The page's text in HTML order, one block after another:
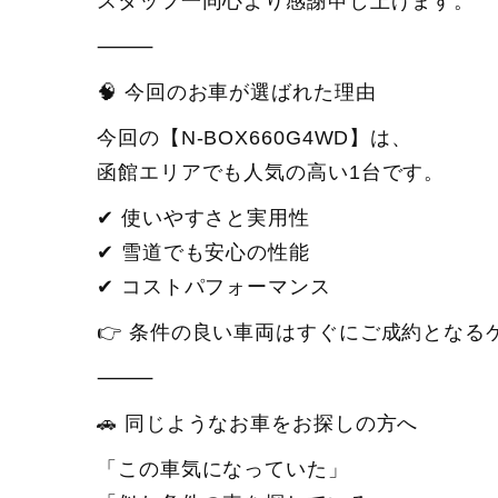
⸻
🧠 今回のお車が選ばれた理由
今回の【N-BOX660G4WD】は、
函館エリアでも人気の高い1台です。
✔ 使いやすさと実用性
✔ 雪道でも安心の性能
✔ コストパフォーマンス
👉 条件の良い車両はすぐにご成約となる
⸻
🚗 同じようなお車をお探しの方へ
「この車気になっていた」